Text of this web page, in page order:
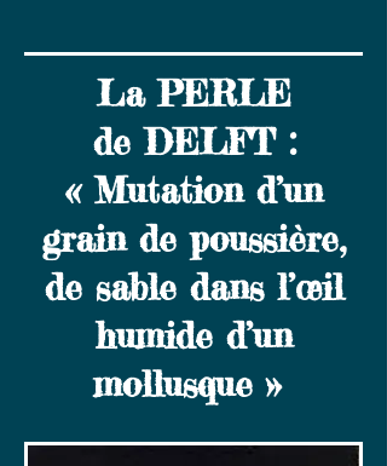
La PERLE
de DELFT :
« Mutation d’un
grain de poussière,
de sable dans l’œil
humide d’un
mollusque »